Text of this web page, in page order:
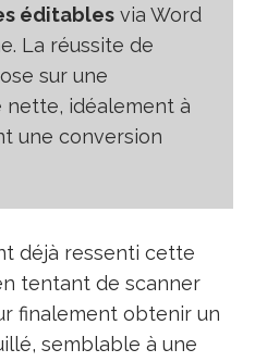
éditables via Word
La réussite de
sur une
nette, idéalement à
une conversion
déjà ressenti cette
tentant de scanner
finalement obtenir un
semblable à une